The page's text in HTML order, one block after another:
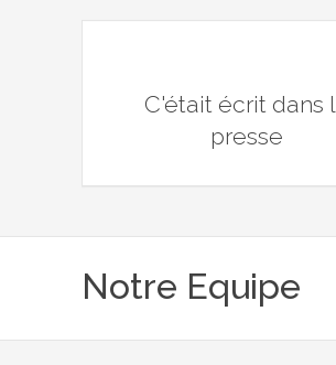
C'était écrit dans
presse
Notre Equipe